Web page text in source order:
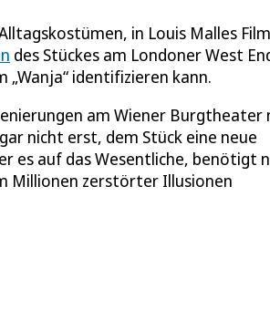
in Louis Malles Film
des Stückes am Londoner West
identifizieren kann.
am Wiener Burgtheater
nicht erst, dem Stück eine neue
es auf das Wesentliche, benötigt
Millionen zerstörter Illusionen